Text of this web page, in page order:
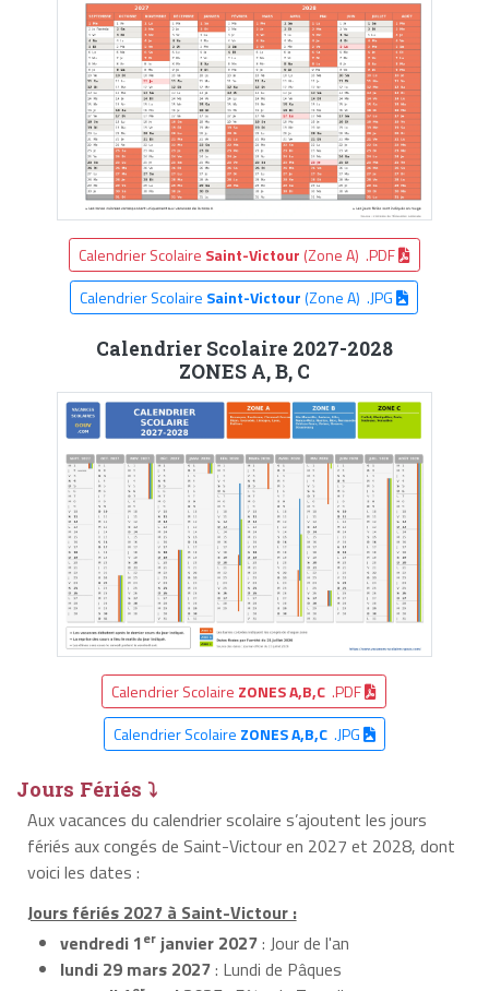
Calendrier Scolaire Saint-Victour (Zone A) .PDF
Calendrier Scolaire Saint-Victour(Zone A) .JPG
Calendrier Scolaire 2027-2028
ZONES A, B, C
Calendrier Scolaire ZONES A,B,C .PDF
Calendrier Scolaire ZONES A,B,C.JPG
Jours Fériés ⤵
Aux vacances du calendrier scolaire s’ajoutent les jours
fériés aux congés de Saint-Victour en 2027 et 2028, dont
voici les dates :
Jours fériés 2027 à Saint-Victour :
vendredi 1er janvier 2027: Jour de l'an
lundi 29 mars 2027: Lundi de Pâques